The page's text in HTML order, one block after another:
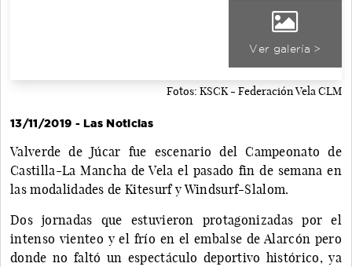
Ver galería >
Fotos: KSCK - Federación Vela CLM
13/11/2019 - Las Noticias
Valverde de Júcar fue escenario del Campeonato de
Castilla-La Mancha de Vela el pasado fin de semana en
las modalidades de Kitesurf y Windsurf-Slalom.
Dos jornadas que estuvieron protagonizadas por el
intenso vienteo y el frío en el embalse de Alarcón pero
donde no faltó un espectáculo deportivo histórico, ya